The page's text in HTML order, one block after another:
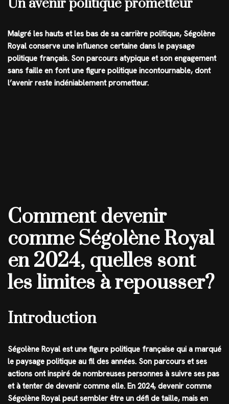
Un avenir politique prometteur
Malgré les hauts et les bas de sa carrière politique, Ségolène
Royal conserve une influence certaine dans le paysage
politique français. Son parcours atypique et son engagement
sans faille en font une figure politique incontournable, dont
l’avenir reste indéniablement prometteur.
Comment devenir
comme Ségolène Royal
en 2024, quelles sont
les limites à repousser?
Introduction
Ségolène Royal est une figure politique française qui a marqué
le paysage politique au fil des années. Son parcours et ses
actions ont inspiré de nombreuses personnes à suivre ses pas
et à tenter de devenir comme elle. En 2024, devenir comme
Ségolène Royal peut sembler être un défi de taille, mais en